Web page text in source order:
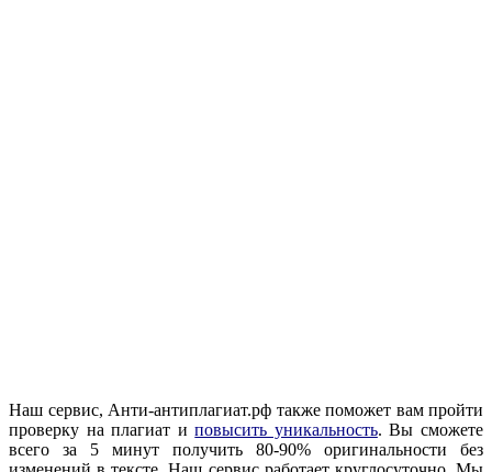
Наш сервис, Анти-антиплагиат.рф также поможет вам пройти
проверку на плагиат иповысить уникальность. Вы сможете
всего за 5 минут получить 80-90% оригинальности без